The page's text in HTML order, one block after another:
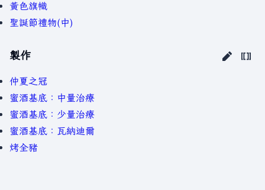
黃色旗幟
聖誕節禮物(中)
製作
仲夏之冠
蜜酒基底：中量治療
蜜酒基底：少量治療
蜜酒基底：瓦納迪爾
烤全豬